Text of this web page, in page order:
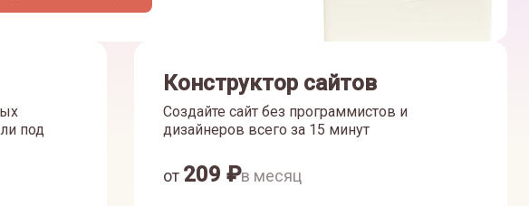
под
Конструктор сайтов
Создайте сайт без программистов и
дизайнеров всего за 15 минут
от 209 ₽в месяц